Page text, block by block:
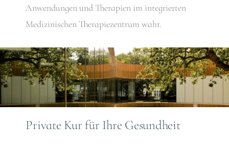
Anwendungen und Therapien im integrierten
Medizinischen Therapiezentrum wahr.
Private Kur für Ihre Gesundheit